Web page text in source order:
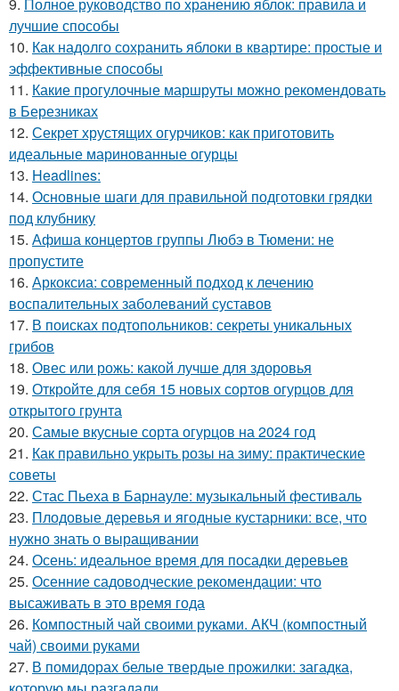
лучшие способы
10. Как надолго сохранить яблоки в квартире: простые и
эффективные способы
11. Какие прогулочные маршруты можно рекомендовать
в Березниках
12. Секрет хрустящих огурчиков: как приготовить
идеальные маринованные огурцы
13. Headlines:
14. Основные шаги для правильной подготовки грядки
под клубнику
15. Афиша концертов группы Любэ в Тюмени: не
пропустите
16. Аркоксиа: современный подход к лечению
воспалительных заболеваний суставов
17. В поисках подтопольников: секреты уникальных
грибов
18. Овес или рожь: какой лучше для здоровья
19. Откройте для себя 15 новых сортов огурцов для
открытого грунта
20. Самые вкусные сорта огурцов на 2024 год
21. Как правильно укрыть розы на зиму: практические
советы
22. Стас Пьеха в Барнауле: музыкальный фестиваль
23. Плодовые деревья и ягодные кустарники: все, что
нужно знать о выращивании
24. Осень: идеальное время для посадки деревьев
25. Осенние садоводческие рекомендации: что
высаживать в это время года
26. Компостный чай своими руками. АКЧ (компостный
чай) своими руками
27. В помидорах белые твердые прожилки: загадка,